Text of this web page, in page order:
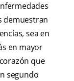
demuestran
sea en
en mayor
que
segundo